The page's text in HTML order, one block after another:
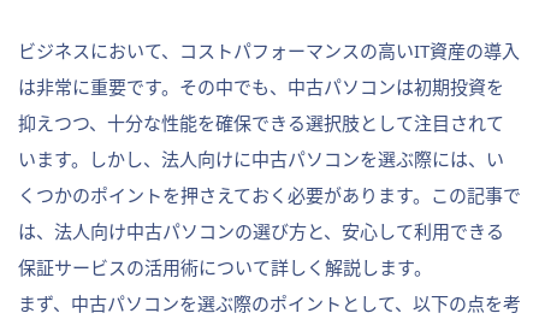
ビジネスにおいて、コストパフォーマンスの高いIT資産の導入
は非常に重要です。その中でも、中古パソコンは初期投資を
抑えつつ、十分な性能を確保できる選択肢として注目されて
います。しかし、法人向けに中古パソコンを選ぶ際には、い
くつかのポイントを押さえておく必要があります。この記事で
は、法人向け中古パソコンの選び方と、安心して利用できる
保証サービスの活用術について詳しく解説します。
まず、中古パソコンを選ぶ際のポイントとして、以下の点を考